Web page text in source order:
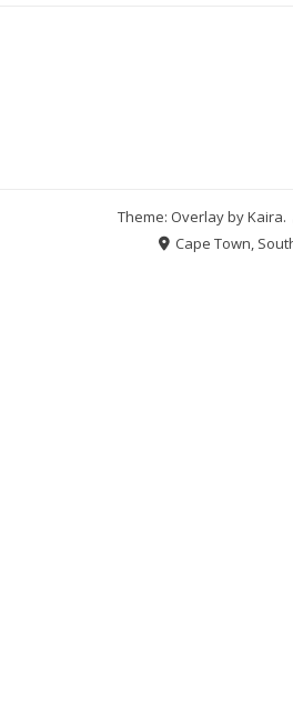
Theme: Overlay byKaira.
Cape Town,